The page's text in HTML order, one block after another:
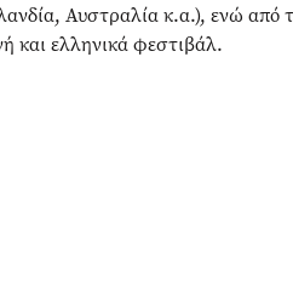
Αυστραλία κ.α.), ενώ από
και ελληνικά φεστιβάλ.